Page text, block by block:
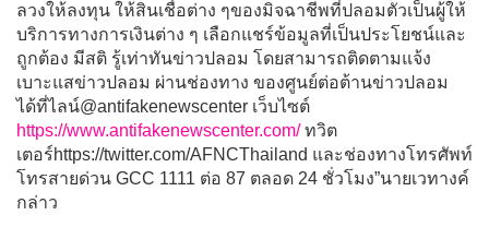
ลวงให้ลงทุน ให้สินเชื่อต่าง ๆของมิจฉาชีพที่ปลอมตัวเป็นผู้ให้
บริการทางการเงินต่าง ๆ เลือกแชร์ข้อมูลที่เป็นประโยชน์และ
ถูกต้อง มีสติ รู้เท่าทันข่าวปลอม โดยสามารถติดตามแจ้ง
เบาะแสข่าวปลอม ผ่านช่องทาง ของศูนย์ต่อต้านข่าวปลอม
ได้ที่ไลน์@antifakenewscenter เว็บไซต์
https://www.antifakenewscenter.com/ทวิต
เตอร์https://twitter.com/AFNCThailand และช่องทางโทรศัพท์
โทรสายด่วน GCC 1111 ต่อ 87 ตลอด 24 ชั่วโมง”นายเวทางค์
กล่าว